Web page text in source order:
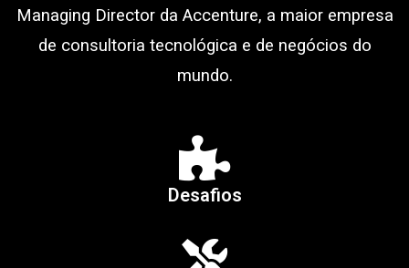
Managing Director da Accenture, a maior empresa
de consultoria tecnológica e de negócios do
mundo.
Desafios